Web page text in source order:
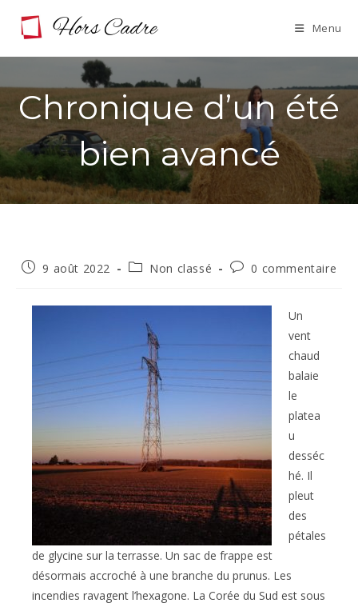
Menu
Chronique d’un été
bien avancé
Publication
9 août 2022
PostNon classé
Commentaires
publication :
0 commentaire
Un
vent
chaud
balaie
le
platea
u
desséc
hé. Il
pleut
des
pétales
de glycine sur la terrasse. Un sac de frappe est
désormais accroché à une branche du prunus. Les
incendies ravagent l’hexagone. La Corée du Sud est sous